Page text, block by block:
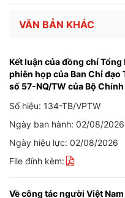
VĂN BẢN KHÁC
Kết luận của đồng chí
phiên họp của Ban Chỉ
số 57-NQ/TW của Bộ
Số hiệu: 134-TB/VPTW
Ngày ban hành: 02/08/2026
Ngày hiệu lực: 02/08/2026
File đính kèm:
Về công tác người Việt